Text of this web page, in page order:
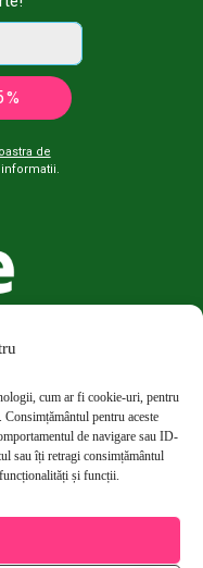
de
cum ar fi cookie-uri, pentru
pentru aceste
de navigare sau ID-
sau îți retragi consimțământul
și funcții.